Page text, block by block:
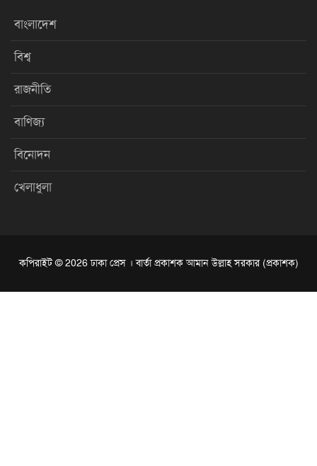
বাংলাদেশ
বিশ্ব
রাজনীতি
বাণিজ্য
বিনোদন
খেলাধুলা
কপিরাইট © 2026 ঢাকা প্রেস । বার্তা প্রকাশক আমান উল্লাহ সরকার (প্রকাশক)